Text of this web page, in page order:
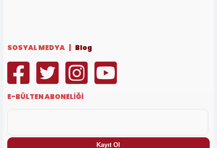
SOSYAL MEDYA | Blog
E-BÜLTEN ABONELİĞİ